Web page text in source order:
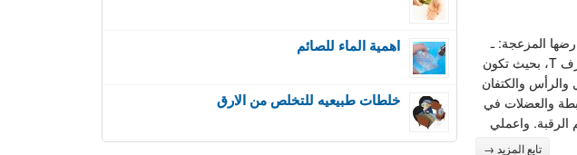
المزعجة: ـ
إحرصي على الوقوف بطريقة صحيحة، على شكل حرف T، بحيث تكون
والكتفان
والعضلات في
الرقبة. واعملي
تابع المزيد →
اهمية الماء للصائم
خلطات طبيعيه للتخلص من الارق